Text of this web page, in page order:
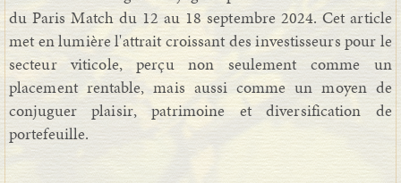
du Paris Match du 12 au 18 septembre 2024. Cet article
met en lumière l'attrait croissant des investisseurs pour le
secteur viticole, perçu non seulement comme un
placement rentable, mais aussi comme un moyen de
conjuguer plaisir, patrimoine et diversification de
portefeuille.